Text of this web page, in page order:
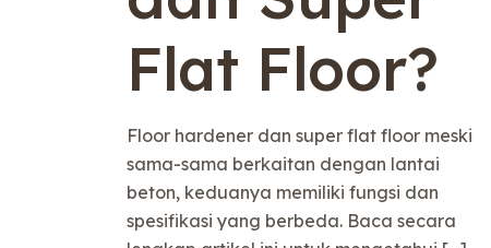
Flat Floor?
Floor hardener dan super flat floor meski
sama-sama berkaitan dengan lantai
beton, keduanya memiliki fungsi dan
spesifikasi yang berbeda. Baca secara